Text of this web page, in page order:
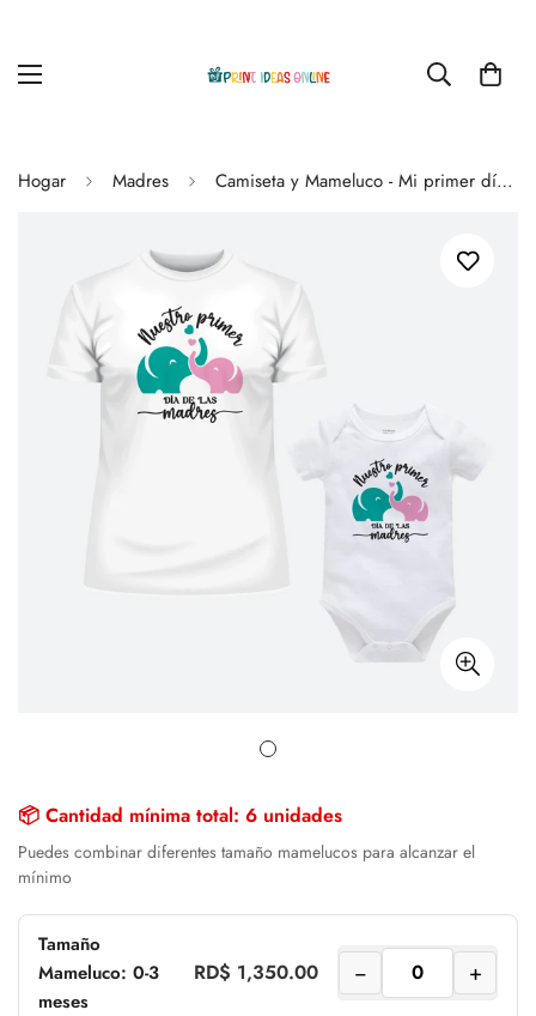
Hogar Madres Camiseta y Mameluco - Mi primer día de las Madres
📦 Cantidad mínima total: 6 unidades
Puedes combinar diferentes tamaño mamelucos para alcanzar el
mínimo
Tamaño
Mameluco: 0-3
meses
RD$ 1,350.00 − +